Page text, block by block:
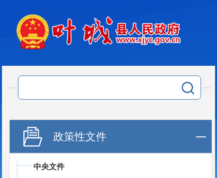
政策性文件
中央文件